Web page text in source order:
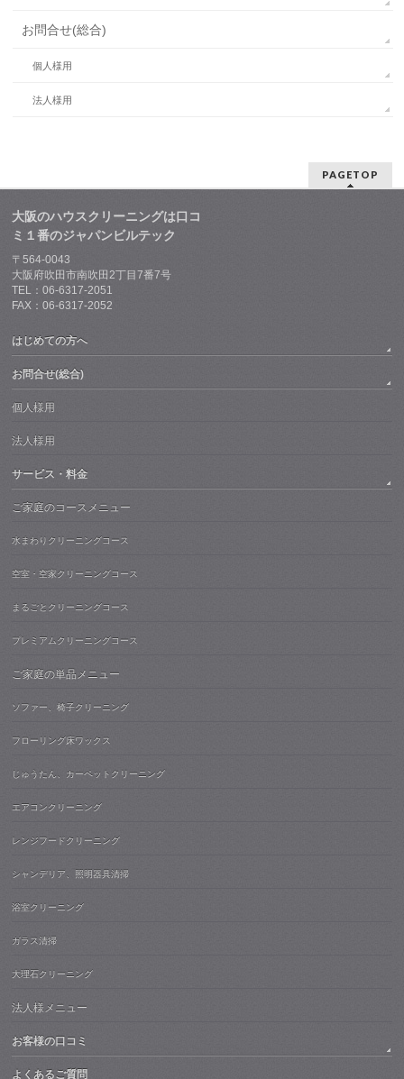
お問合せ(総合)
個人様用
法人様用
PAGETOP
大阪のハウスクリーニングは口コ
ミ１番のジャパンビルテック
〒564-0043
大阪府吹田市南吹田2丁目7番7号
TEL：06-6317-2051
FAX：06-6317-2052
はじめての方へ
お問合せ(総合)
個人様用
法人様用
サービス・料金
ご家庭のコースメニュー
水まわりクリーニングコース
空室・空家クリーニングコース
まるごとクリーニングコース
プレミアムクリーニングコース
ご家庭の単品メニュー
ソファー、椅子クリーニング
フローリング床ワックス
じゅうたん、カーペットクリーニング
エアコンクリーニング
レンジフードクリーニング
シャンデリア、照明器具清掃
浴室クリーニング
ガラス清掃
大理石クリーニング
法人様メニュー
お客様の口コミ
よくあるご質問